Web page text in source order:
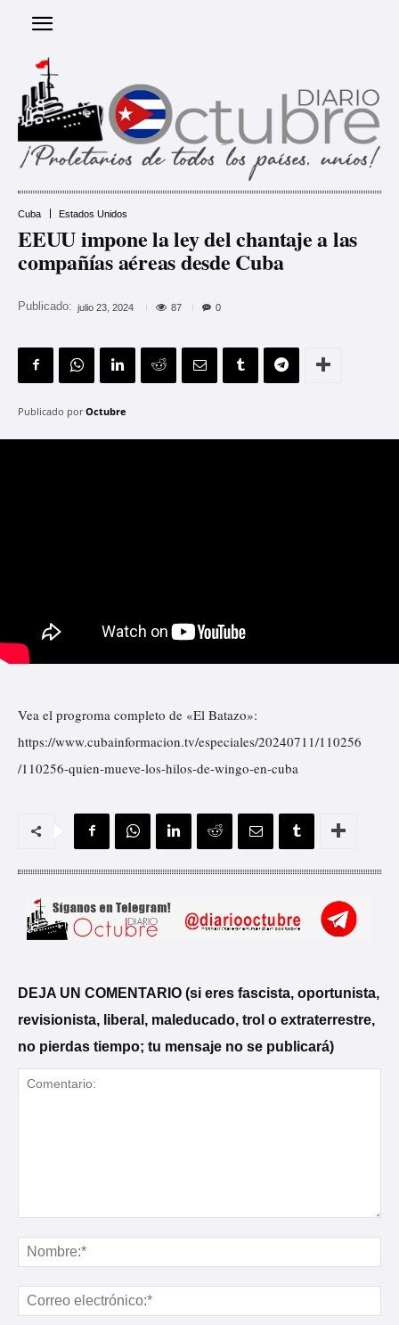
Cuba Estados Unidos
EEUU impone la ley del chantaje a las
compañías aéreas desde Cuba
Publicado: julio 23, 2024 87 0
Publicado por Octubre
Vea el progroma completo de «El Batazo»:
https://www.cubainformacion.tv/especiales/20240711/110256
/110256-quien-mueve-los-hilos-de-wingo-en-cuba
DEJA UN COMENTARIO (si eres fascista, oportunista,
revisionista, liberal, maleducado, trol o extraterrestre,
no pierdas tiempo; tu mensaje no se publicará)